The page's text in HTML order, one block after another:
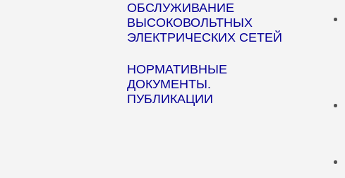
ОБСЛУЖИВАНИЕ
ВЫСОКОВОЛЬТНЫХ
ЭЛЕКТРИЧЕСКИХ СЕТЕЙ
НОРМАТИВНЫЕ
ДОКУМЕНТЫ.
ПУБЛИКАЦИИ